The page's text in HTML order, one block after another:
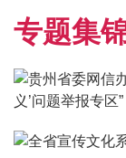
专题集